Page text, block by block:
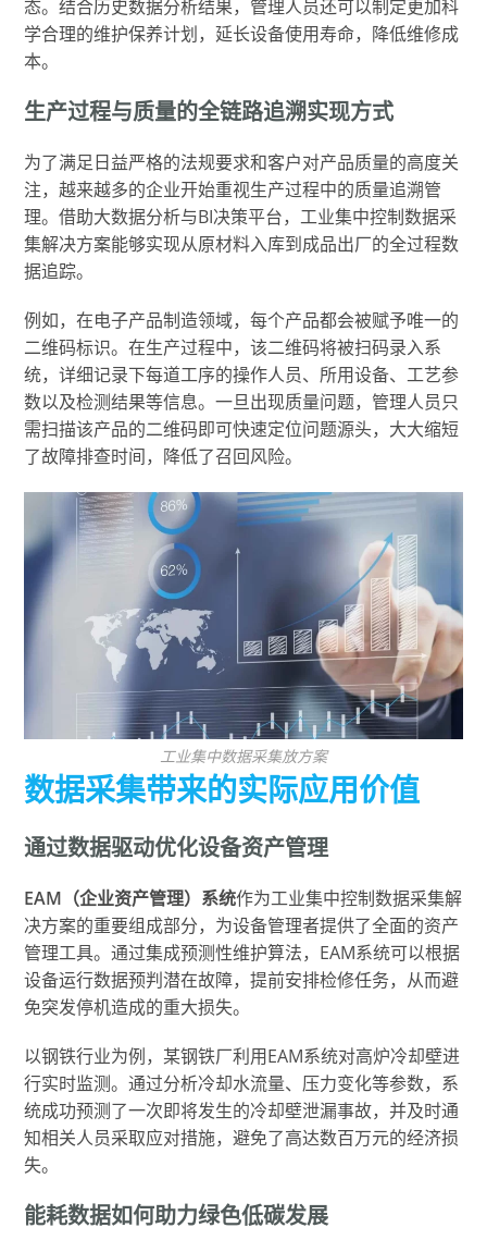
态。结合历史数据分析结果，管理人员还可以制定更加科
学合理的维护保养计划，延长设备使用寿命，降低维修成
本。
生产过程与质量的全链路追溯实现方式
为了满足日益严格的法规要求和客户对产品质量的高度关
注，越来越多的企业开始重视生产过程中的质量追溯管
理。借助大数据分析与BI决策平台，工业集中控制数据采
集解决方案能够实现从原材料入库到成品出厂的全过程数
据追踪。
例如，在电子产品制造领域，每个产品都会被赋予唯一的
二维码标识。在生产过程中，该二维码将被扫码录入系
统，详细记录下每道工序的操作人员、所用设备、工艺参
数以及检测结果等信息。一旦出现质量问题，管理人员只
需扫描该产品的二维码即可快速定位问题源头，大大缩短
了故障排查时间，降低了召回风险。
工业集中数据采集放方案
数据采集带来的实际应用价值
通过数据驱动优化设备资产管理
EAM（企业资产管理）系统作为工业集中控制数据采集解
决方案的重要组成部分，为设备管理者提供了全面的资产
管理工具。通过集成预测性维护算法，EAM系统可以根据
设备运行数据预判潜在故障，提前安排检修任务，从而避
免突发停机造成的重大损失。
以钢铁行业为例，某钢铁厂利用EAM系统对高炉冷却壁进
行实时监测。通过分析冷却水流量、压力变化等参数，系
统成功预测了一次即将发生的冷却壁泄漏事故，并及时通
知相关人员采取应对措施，避免了高达数百万元的经济损
失。
能耗数据如何助力绿色低碳发展